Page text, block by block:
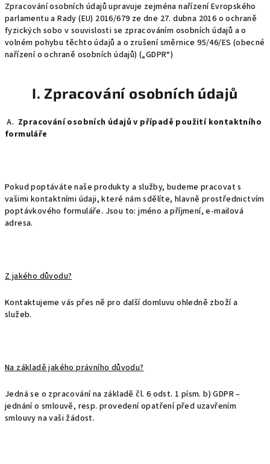
Zpracování osobních údajů upravuje zejména nařízení Evropského
parlamentu a Rady (EU) 2016/679 ze dne 27. dubna 2016 o ochraně
fyzických sobo v souvislosti se zpracováním osobních údajů a o
volném pohybu těchto údajů a o zrušení směrnice 95/46/ES (obecné
nařízení o ochraně osobních údajů) („GDPR“)
I. Zpracování osobních údajů
A. Zpracování osobních údajů v případě použití kontaktního
formuláře
Pokud poptáváte naše produkty a služby, budeme pracovat s
vašimi kontaktními údaji, které nám sdělíte, hlavně prostřednictvím
poptávkového formuláře. Jsou to: jméno a příjmení, e-mailová
adresa.
Z jakého důvodu?
Kontaktujeme vás přes ně pro další domluvu ohledně zboží a
služeb.
Na základě jakého právního důvodu?
Jedná se o zpracování na základě čl. 6 odst. 1 písm. b) GDPR –
jednání o smlouvě, resp. provedení opatření před uzavřením
smlouvy na vaši žádost.